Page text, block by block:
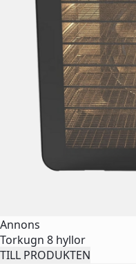
Annons
Torkugn 8 hyllor
TILL PRODUKTEN